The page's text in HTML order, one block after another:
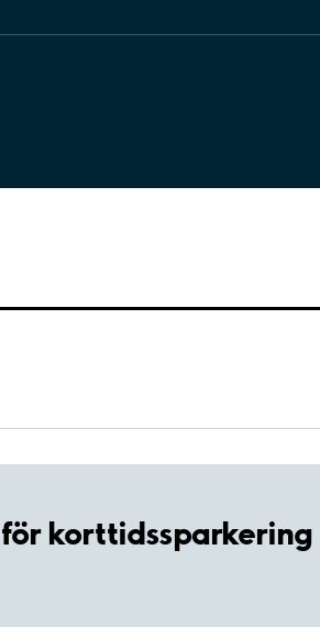
korttidssparkering